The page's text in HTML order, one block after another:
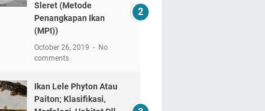
Sleret (Metode
Penangkapan Ikan
(MPI))
October 26, 2019
No
comments
Ikan Lele Phyton Atau
Paiton; Klasifikasi,